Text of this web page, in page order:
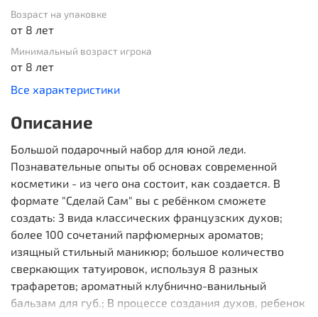
Возраст на упаковке
от 8 лет
Минимальный возраст игрока
от 8 лет
Все характеристики
Описание
Большой подарочный набор для юной леди.
Познавательные опыты об основах современной
косметики - из чего она состоит, как создается. В
формате "Сделай Сам" вы с ребёнком сможете
создать: 3 вида классических французских духов;
более 100 сочетаний парфюмерных ароматов;
изящный стильный маникюр; большое количество
сверкающих татуировок, используя 8 разных
трафаретов; ароматный клубнично-ванильный
бальзам для губ.; В процессе создания духов, ребенок